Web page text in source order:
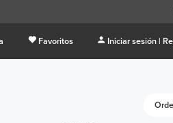
Favoritos Iniciar sesión |